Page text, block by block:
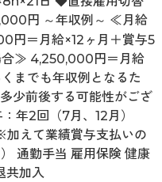
円 ～年収例～ ≪月給
＝月給×12ヶ月＋賞与5
≫ 4,250,000円＝月給
までも年収例となるた
少前後する可能性がござ
：年2回（7月、12月）
えて業績賞与支払いの
通勤手当 雇用保険 健康
共加入